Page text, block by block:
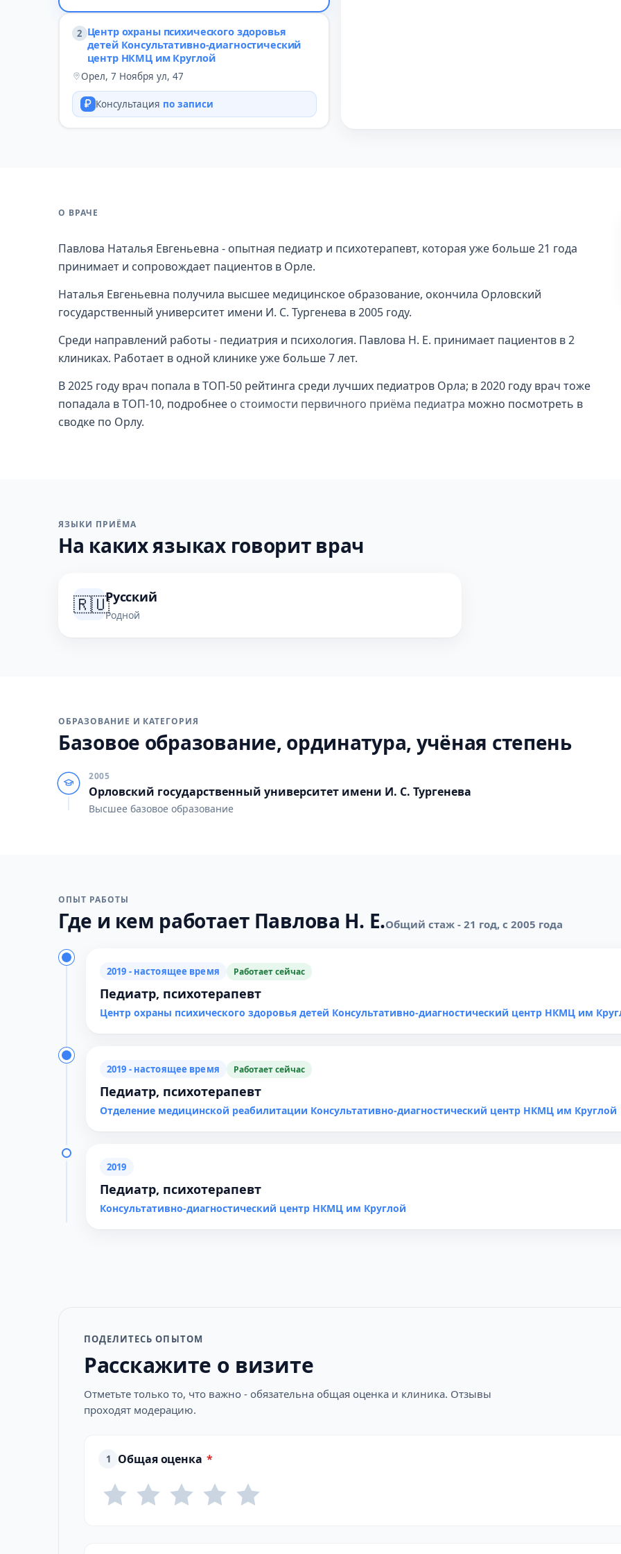
2 Центр охраны психического здоровья
детей Консультативно-диагностический
центр НКМЦ им Круглой
Орел, 7 Ноября ул, 47
Консультация по записи
О ВРАЧЕ
Павлова Наталья Евгеньевна - опытная педиатр и психотерапевт, которая уже больше 21 года
принимает и сопровождает пациентов в Орле.
Наталья Евгеньевна получила высшее медицинское образование, окончила Орловский
государственный университет имени И. С. Тургенева в 2005 году.
Среди направлений работы - педиатрия и психология. Павлова Н. Е. принимает пациентов в 2
клиниках. Работает в одной клинике уже больше 7 лет.
В 2025 году врач попала в ТОП-50 рейтинга среди лучших педиатров Орла; в 2020 году врач тоже
попадала в ТОП-10, подробнее о стоимости первичного приёма педиатра можно посмотреть в
сводке по Орлу.
ЯЗЫКИ ПРИЁМА
На каких языках говорит врач
🇷🇺Русский
Родной
ОБРАЗОВАНИЕ И КАТЕГОРИЯ
Базовое образование, ординатура, учёная степень
2005
Орловский государственный университет имени И. С. Тургенева
Высшее базовое образование
ОПЫТ РАБОТЫ
Где и кем работает Павлова Н. Е.Общий стаж - 21 год, с 2005 года
2019 - настоящее время Работает сейчас
Педиатр, психотерапевт
Центр охраны психического здоровья детей Консультативно-диагностический центр НКМЦ им
2019 - настоящее время Работает сейчас
Педиатр, психотерапевт
Отделение медицинской реабилитации Консультативно-диагностический центр НКМЦ им Круглой
2019
Педиатр, психотерапевт
Консультативно-диагностический центр НКМЦ им Круглой
ПОДЕЛИТЕСЬ ОПЫТОМ
Расскажите о визите
Отметьте только то, что важно - обязательна общая оценка и клиника. Отзывы
проходят модерацию.
1 Общая оценка *